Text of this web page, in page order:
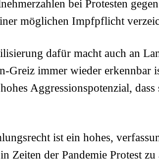
bei Protesten
möglichen Impfpflicht
dafür macht auch an
Greiz immer wieder erkennbar
Aggressionspotenzial,
ist ein hohes,
Zeiten der Pandemie Protest